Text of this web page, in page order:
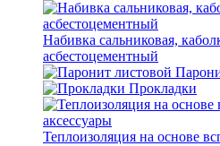
Набивка сальниковая,
асбестоцементный
Прокладки
Теплоизоляция на основе